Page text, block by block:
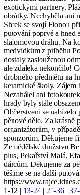
exotickými partnery.
obrátky. Nechyběla ani
Shrek se svojí Fionou
putování poprvé a hned
slalomovou dráhu. Na
medvídkům z příběhu
dostaly zaslouženou
ale zdaleka nekončilo!
drobného předmětu na
keramické školy. Zájem
Nezahálel ani
hrady byly stále
Občerstvení se nabízelo
pěnové dělo. Za krásně
organizátorům, v
sponzorům. Děkujeme
Zemědělské družstvo
plus, Pekařství Malá,
dárcům. Děkujeme za
těšíme se na další
https://
1-12 | 13-24 | 25-36 |